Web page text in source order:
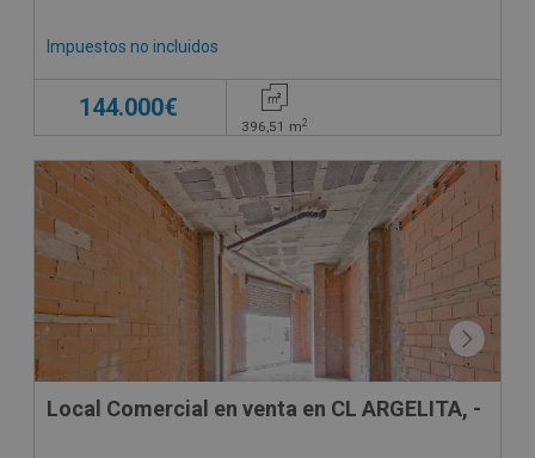
Impuestos no incluidos
144.000€
396,51 m2
Local Comercial en venta en CL ARGELITA, -